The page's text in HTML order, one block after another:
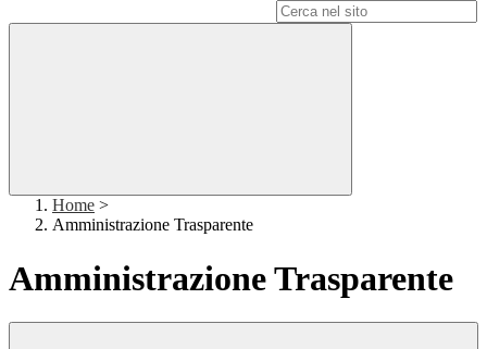
Home >
Amministrazione Trasparente
Amministrazione Trasparente